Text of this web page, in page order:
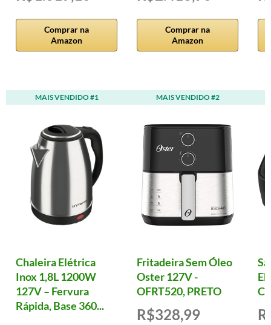
Comprar na
Amazon
Comprar na
Amazon
MAIS VENDIDO #1
Chaleira Elétrica
Inox 1,8L 1200W
127V – Fervura
Rápida, Base 360...
MAIS VENDIDO #2
Fritadeira Sem Óleo
Oster 127V -
OFRT520, PRETO
R$328,99